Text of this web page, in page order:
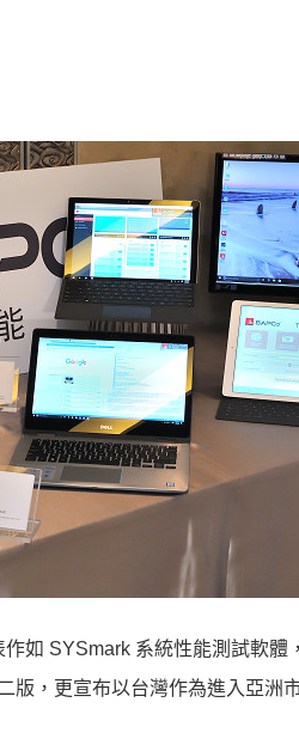
如 SYSmark 系統性能測試軟體
版，更宣布以台灣作為進入亞洲